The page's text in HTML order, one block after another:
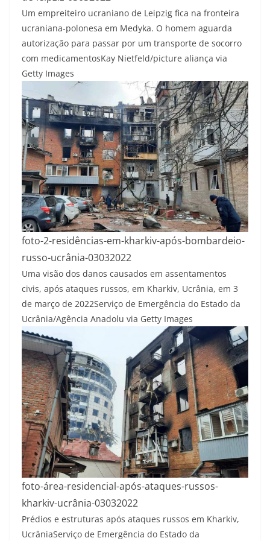
Um empreiteiro ucraniano de Leipzig fica na fronteira
ucraniana-polonesa em Medyka. O homem aguarda
autorização para passar por um transporte de socorro
com medicamentosKay Nietfeld/picture aliança via
Getty Images
foto-2-residências-em-kharkiv-após-bombardeio-
russo-ucrânia-03032022
Uma visão dos danos causados em assentamentos
civis, após ataques russos, em Kharkiv, Ucrânia, em 3
de março de 2022Serviço de Emergência do Estado da
Ucrânia/Agência Anadolu via Getty Images
foto-área-residencial-após-ataques-russos-
kharkiv-ucrânia-03032022
Prédios e estruturas após ataques russos em Kharkiv,
UcrâniaServiço de Emergência do Estado da